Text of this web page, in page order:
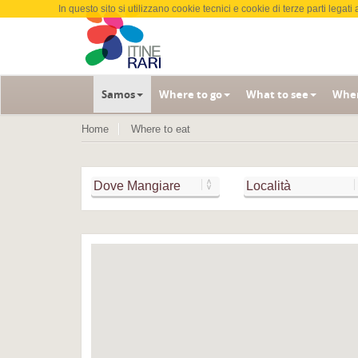
Samos Where to go What to see
Home Where to eat
In questo sito si utilizzano cookie tecnici e cookie di terze parti